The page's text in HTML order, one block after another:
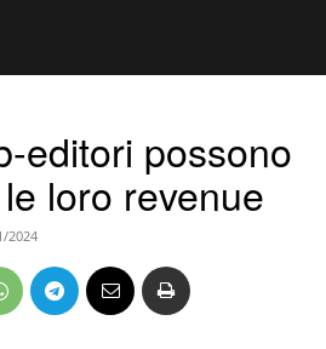
editori possono
loro revenue
2024